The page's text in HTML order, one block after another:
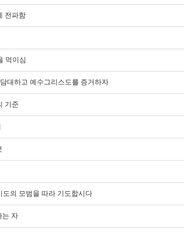
전파함
먹이심
대하고 예수그리스도를 증거하자
기준
의 모범을 따라 기도합시다
는 자